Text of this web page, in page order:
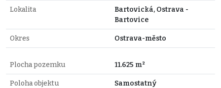
Lokalita
Bartovická, Ostrava -
Bartovice
Okres Ostrava-město
Plocha pozemku 11.625 m²
Poloha objektu Samostatný